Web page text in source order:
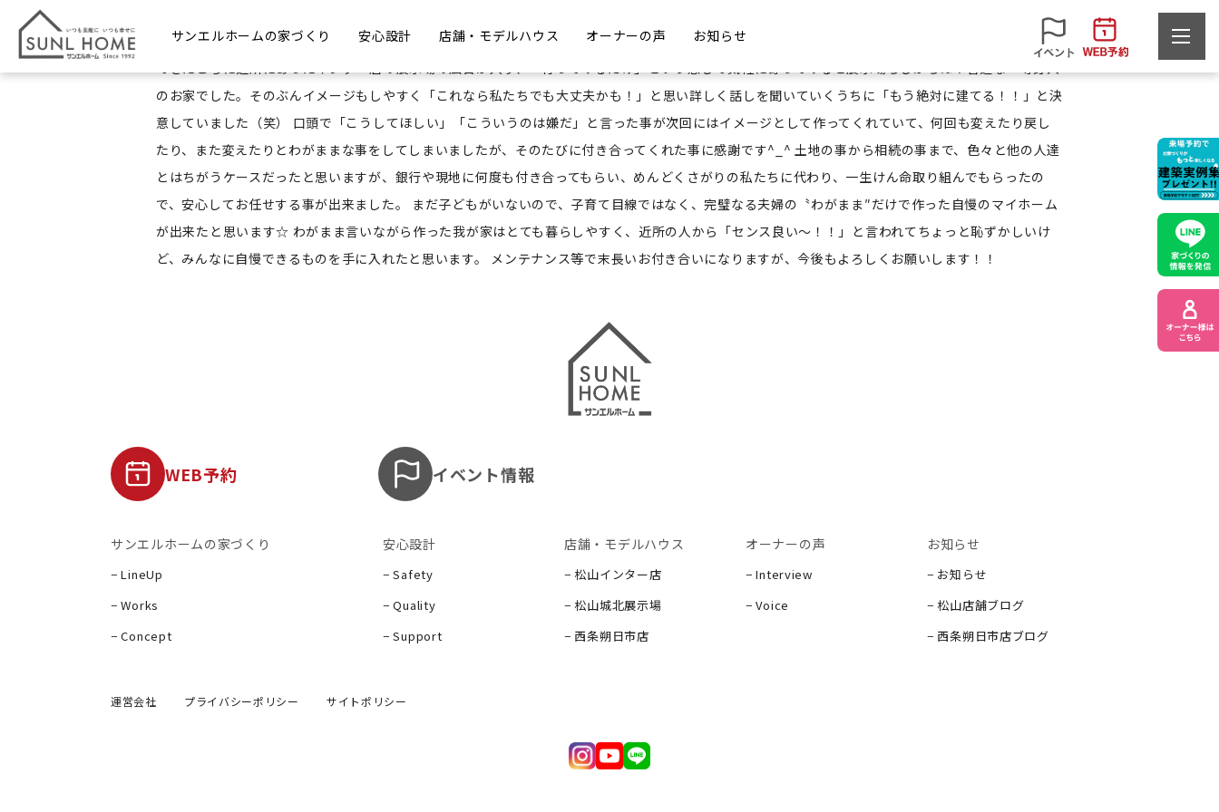
サンエルホームの家づくり 安心設計 店舗・モデルハウス オーナーの声 お知らせ
私達が「マイホームを持ちたい」と思ったのは月々の家賃負担でした。賃貸だったのでどうしても自分たちの家だと思う事も無く、家賃も高く感じ始め
てきたころに近所にあったインター店の展示場の広告が入り、「行ってみるだけ」という感じで気軽に寄ってみると展示場らしからぬ？普通な・等身大
のお家でした。そのぶんイメージもしやすく「これなら私たちでも大丈夫かも！」と思い詳しく話しを聞いていくうちに「もう絶対に建てる！！」と決
意していました（笑） 口頭で「こうしてほしい」「こういうのは嫌だ」と言った事が次回にはイメージとして作ってくれていて、何回も変えたり戻し
たり、また変えたりとわがままな事をしてしまいましたが、そのたびに付き合ってくれた事に感謝です^_^ 土地の事から相続の事まで、色々と他の人達
とはちがうケースだったと思いますが、銀行や現地に何度も付き合ってもらい、めんどくさがりの私たちに代わり、一生けん命取り組んでもらったの
で、安心してお任せする事が出来ました。 まだ子どもがいないので、子育て目線ではなく、完璧なる夫婦の〝わがまま″だけで作った自慢のマイホーム
が出来たと思います☆ わがまま言いながら作った我が家はとても暮らしやすく、近所の人から「センス良い〜！！」と言われてちょっと恥ずかしいけ
ど、みんなに自慢できるものを手に入れたと思います。 メンテナンス等で末長いお付き合いになりますが、今後もよろしくお願いします！！
WEB予約 イベント情報
サンエルホームの家づくり
− LineUp
− Works
− Concept
安心設計
− Safety
− Quality
− Support
店舗・モデルハウス
− 松山インター店
− 松山城北展示場
− 西条朔日市店
オーナーの声
− Interview
− Voice
お知らせ
− お知らせ
− 松山店舗ブログ
− 西条朔日市店ブログ
運営会社 プライバシーポリシー サイトポリシー